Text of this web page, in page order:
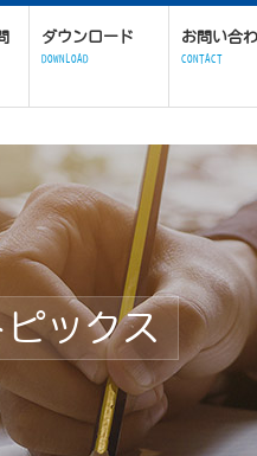
ダウンロード
DOWNLOAD
お問い合
CONTACT
ピックス